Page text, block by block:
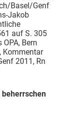
Basel/Genf
Jakob
auf S. 305
Bern
Kommentar
2011, Rn